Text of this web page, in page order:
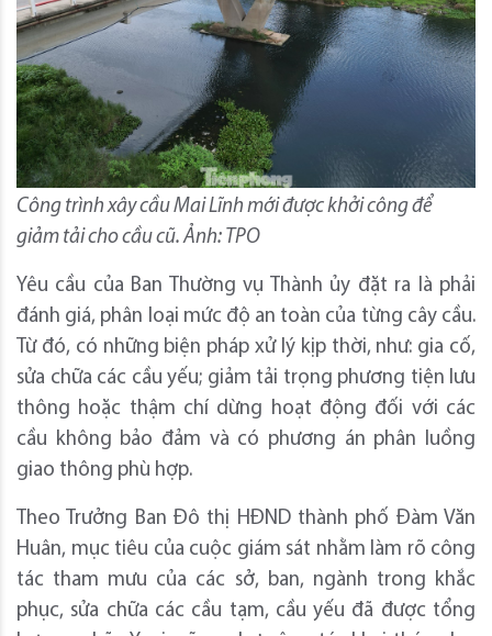
Công trình xây cầu Mai Lĩnh mới được khởi công để
giảm tải cho cầu cũ. Ảnh: TPO
Yêu cầu của Ban Thường vụ Thành ủy đặt ra là phải
đánh giá, phân loại mức độ an toàn của từng cây cầu.
Từ đó, có những biện pháp xử lý kịp thời, như: gia cố,
sửa chữa các cầu yếu; giảm tải trọng phương tiện lưu
thông hoặc thậm chí dừng hoạt động đối với các
cầu không bảo đảm và có phương án phân luồng
giao thông phù hợp.
Theo Trưởng Ban Đô thị HĐND thành phố Đàm Văn
Huân, mục tiêu của cuộc giám sát nhằm làm rõ công
tác tham mưu của các sở, ban, ngành trong khắc
phục, sửa chữa các cầu tạm, cầu yếu đã được tổng